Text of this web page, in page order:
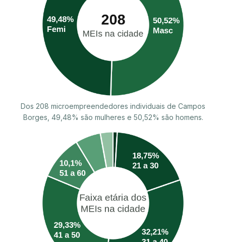
Dos 208 microempreendedores individuais de Campos
Borges, 49,48% são mulheres e 50,52% são homens.